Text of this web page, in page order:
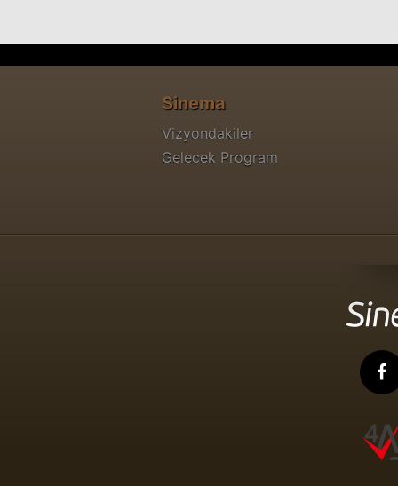
Sinema
Vizyondakiler
Gelecek Program